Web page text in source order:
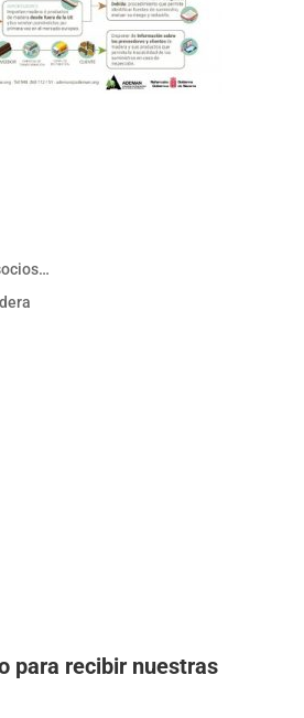
para recibir nuestras